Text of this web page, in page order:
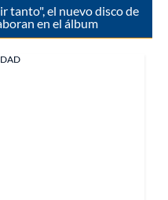
tanto", el nuevo disco de
en el álbum